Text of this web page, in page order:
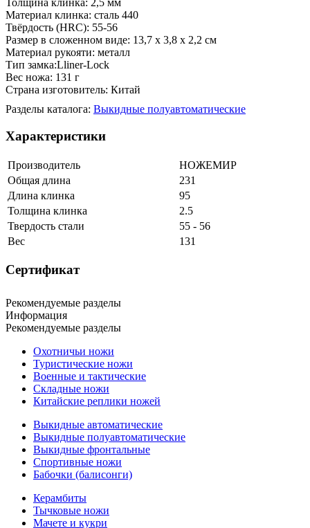
Толщина клинка: 2,5 мм
Материал клинка: сталь 440
Твёрдость (HRC): 55-56
Размер в сложенном виде: 13,7 х 3,8 х 2,2 см
Материал рукояти: металл
Тип замка:Lliner-Lock
Вес ножа: 131 г
Страна изготовитель: Китай
Разделы каталога: Выкидные полуавтоматические
Характеристики
Производитель
НОЖЕМИР
Общая длина
231
Длина клинка
95
Толщина клинка
2.5
Твердость стали
55 - 56
Вес
131
Сертификат
Рекомендуемые разделы
Информация
Рекомендуемые разделы
Охотничьи ножи
Туристические ножи
Военные и тактические
Складные ножи
Китайские реплики ножей
Выкидные автоматические
Выкидные полуавтоматические
Выкидные фронтальные
Спортивные ножи
Бабочки (балисонги)
Керамбиты
Тычковые ножи
Мачете и кукри